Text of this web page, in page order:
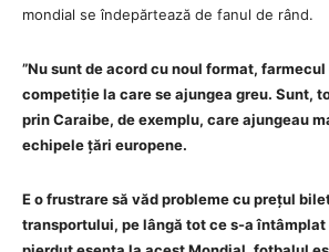
mondial se îndepărtează de fanul de rând.
”Nu sunt de acord cu noul format,
competiție la care se ajungea greu. Sunt,
prin Caraibe, de exemplu, care ajungeau
echipele țări europene.
E o frustrare să văd probleme cu prețul
transportului, pe lângă tot ce s-a